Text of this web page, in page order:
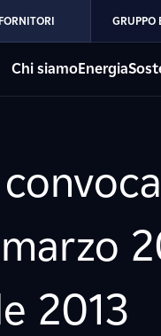
FORNITORI GRUPPO
Chi siamoEnergia
2013